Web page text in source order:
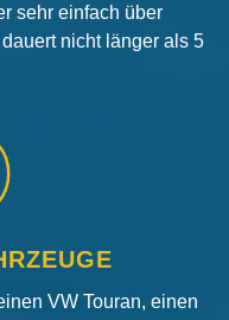
sehr einfach über
nicht länger als 5
VW Touran, einen